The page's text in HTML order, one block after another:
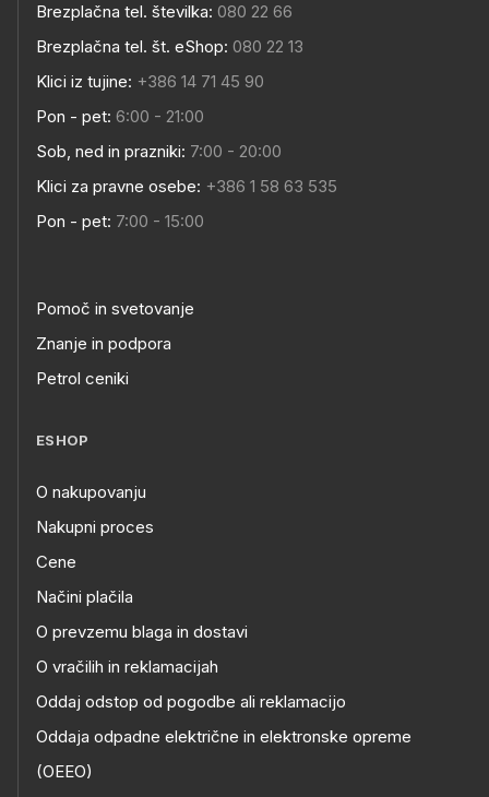
Brezplačna tel. številka: 080 22 66
Brezplačna tel. št. eShop: 080 22 13
Klici iz tujine: +386 14 71 45 90
Pon - pet: 6:00 - 21:00
Sob, ned in prazniki: 7:00 - 20:00
Klici za pravne osebe: +386 1 58 63 535
Pon - pet: 7:00 - 15:00
Pomoč in svetovanje
Znanje in podpora
Petrol ceniki
ESHOP
O nakupovanju
Nakupni proces
Cene
Načini plačila
O prevzemu blaga in dostavi
O vračilih in reklamacijah
Oddaj odstop od pogodbe ali reklamacijo
Oddaja odpadne električne in elektronske opreme
(OEEO)